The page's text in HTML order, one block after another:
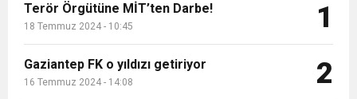
Terör Örgütüne MİT’ten Darbe!
18 Temmuz 2024 - 10:45 1
Gaziantep FK o yıldızı getiriyor
16 Temmuz 2024 - 14:08 2